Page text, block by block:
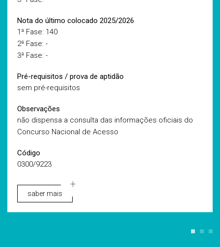
Nota do último colocado 2025/2026
1ª Fase: 140
2ª Fase: -
3ª Fase: -
Pré-requisitos / prova de aptidão
sem pré-requisitos
Observações
não dispensa a consulta das informações oficiais do
Concurso Nacional de Acesso
Código
0300/9223
saber mais